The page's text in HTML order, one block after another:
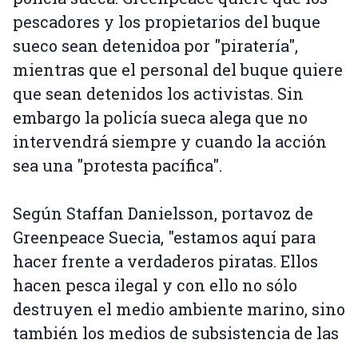
pescadores y los propietarios del buque
sueco sean detenidoa por "piratería",
mientras que el personal del buque quiere
que sean detenidos los activistas. Sin
embargo la policía sueca alega que no
intervendrá siempre y cuando la acción
sea una "protesta pacífica".
Según Staffan Danielsson, portavoz de
Greenpeace Suecia, "estamos aquí para
hacer frente a verdaderos piratas. Ellos
hacen pesca ilegal y con ello no sólo
destruyen el medio ambiente marino, sino
también los medios de subsistencia de las